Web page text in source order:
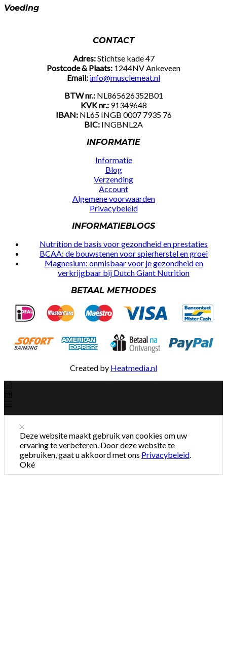
Voeding
CONTACT
Adres:Stichtse kade 47
Postcode & Plaats: 1244NV Ankeveen
Email: info@musclemeat.nl
BTW nr.:NL865626352B01
KVK nr.:91349648
IBAN:NL65 INGB 0007 7935 76
BIC: INGBNL2A
INFORMATIE
Informatie
Blog
Verzending
Account
Algemene voorwaarden
Privacybeleid
INFORMATIEBLOGS
Nutrition de basis voor gezondheid en prestaties
BCAA: de bouwstenen voor spierherstel en groei
Magnesium: onmisbaar voor je gezondheid en
verkrijgbaar bij Dutch Giant Nutrition
BETAAL METHODES
Created by Heatmedia.nl
Deze website maakt gebruik van cookies om uw
ervaring te verbeteren. Door deze website te
gebruiken, gaat u akkoord met ons Privacybeleid
Oké